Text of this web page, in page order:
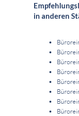
in anderen